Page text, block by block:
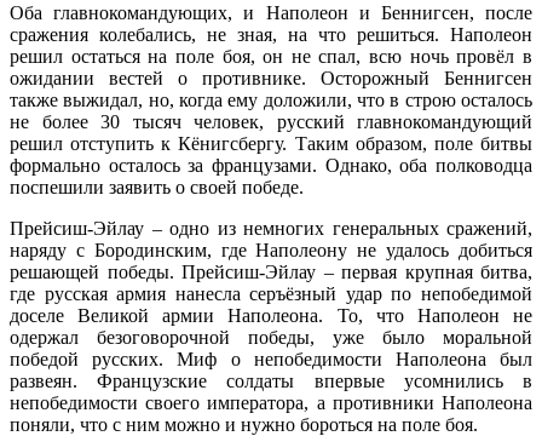
Оба главнокомандующих, и Наполеон и Беннигсен, после
сражения колебались, не зная, на что решиться. Наполеон
решил остаться на поле боя, он не спал, всю ночь провёл в
ожидании вестей о противнике. Осторожный Беннигсен
также выжидал, но, когда ему доложили, что в строю осталось
не более 30 тысяч человек, русский главнокомандующий
решил отступить к Кёнигсбергу. Таким образом, поле битвы
формально осталось за французами. Однако, оба полководца
поспешили заявить о своей победе.
Прейсиш-Эйлау – одно из немногих генеральных сражений,
наряду с Бородинским, где Наполеону не удалось добиться
решающей победы. Прейсиш-Эйлау – первая крупная битва,
где русская армия нанесла серъёзный удар по непобедимой
доселе Великой армии Наполеона. То, что Наполеон не
одержал безоговорочной победы, уже было моральной
победой русских. Миф о непобедимости Наполеона был
развеян. Французские солдаты впервые усомнились в
непобедимости своего императора, а противники Наполеона
поняли, что с ним можно и нужно бороться на поле боя.